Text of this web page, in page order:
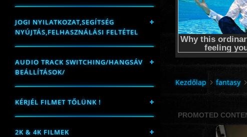
JOGI NYILATKOZAT,SEGÍTSÉG
NYÚJTÁS,FELHASZNÁLÁSI FELTÉTEL
AUDIO TRACK SWITCHING/HANGSÁV
BEÁLLÍTÁSOK/
KÉRJÉL FILMET TŐLÜNK !
2K & 4K FILMEK
Kezdőlap fantasy